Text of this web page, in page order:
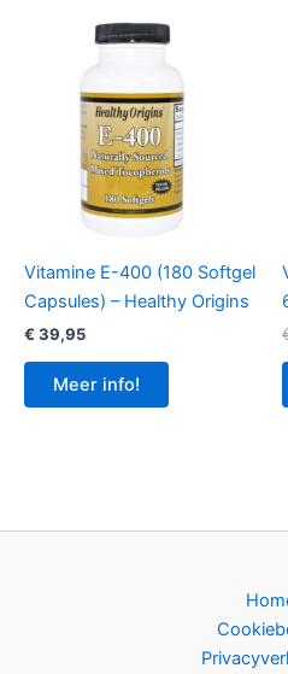
Vitamine E-400 (180 Softgel
Capsules) – Healthy Origins
€ 39,95
Meer info!